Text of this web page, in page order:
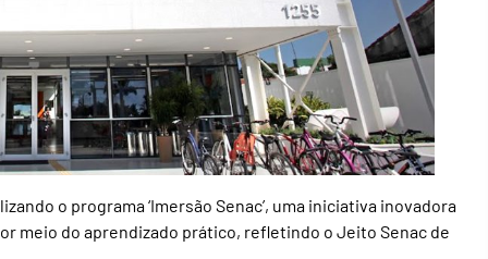
o programa ‘Imersão Senac’, uma iniciativa inovadora
meio do aprendizado prático, refletindo o Jeito Senac de